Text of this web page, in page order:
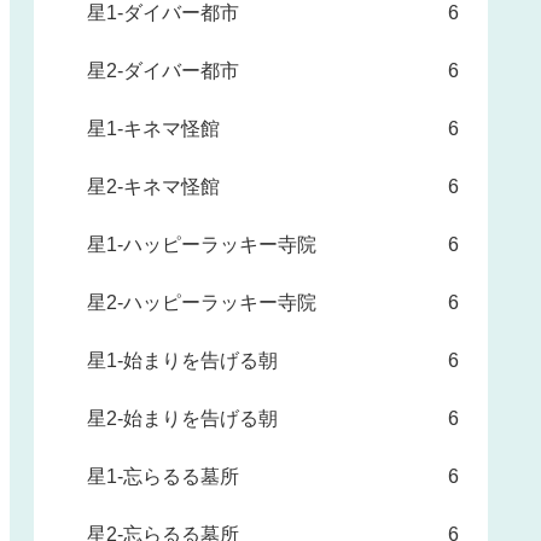
星1-ダイバー都市 6
星2-ダイバー都市 6
星1-キネマ怪館 6
星2-キネマ怪館 6
星1-ハッピーラッキー寺院 6
星2-ハッピーラッキー寺院 6
星1-始まりを告げる朝 6
星2-始まりを告げる朝 6
星1-忘らるる墓所 6
星2-忘らるる墓所 6